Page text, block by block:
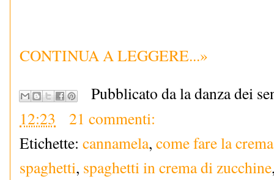
CONTINUA A LEGGERE...»
Pubblicato da la danza dei
12:23
21 commenti:
Etichette: cannamela, come fare la
spaghetti, spaghetti in crema di zucchine